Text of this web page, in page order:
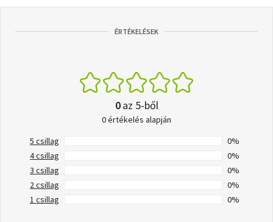
ÉRTÉKELÉSEK
0az 5-ből
0 értékelés alapján
5 csillag
0%
4 csillag
0%
3 csillag
0%
2 csillag
0%
1 csillag
0%